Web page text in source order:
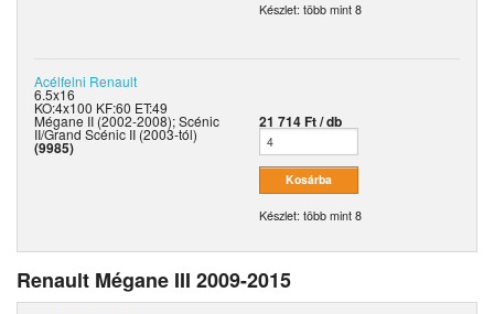
Készlet: több mint 8
Acélfelni Renault
6.5x16
KO:4x100 KF:60 ET:49
Mégane II (2002-2008); Scénic
II/Grand Scénic II (2003-tól)
(9985)
21 714 Ft / db
Készlet: több mint 8
Renault Mégane III 2009-2015